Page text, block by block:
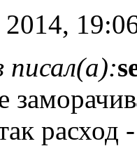
2014,
расход